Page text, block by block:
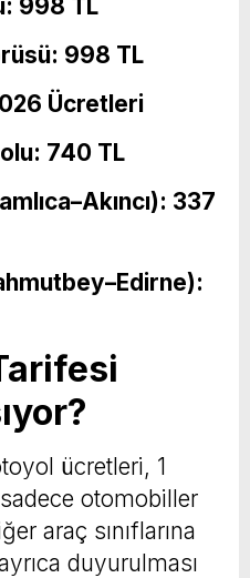
998 TL
998 TL
Ücretleri
740 TL
337
ücretleri, 1
otomobiller
araç sınıflarına
duyurulması